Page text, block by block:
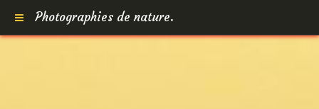
Photographies de nature.